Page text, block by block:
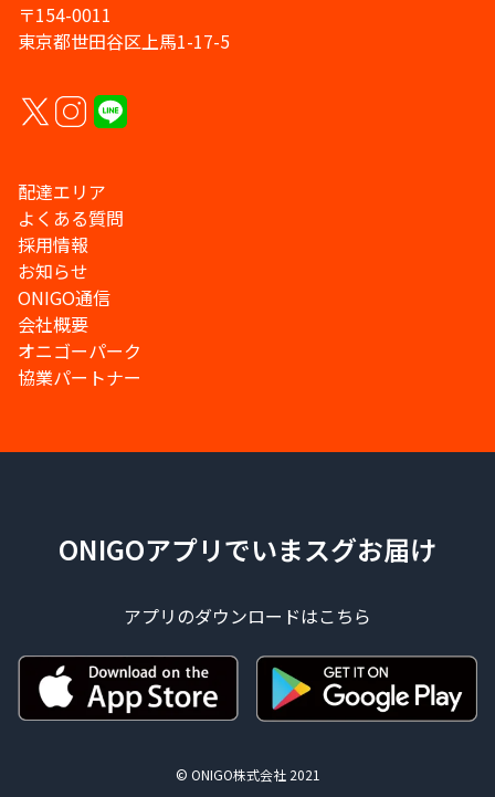
〒154-0011
東京都世田谷区上馬1-17-5
配達エリア
よくある質問
採用情報
お知らせ
ONIGO通信
会社概要
オニゴーパーク
協業パートナー
ONIGOアプリでいまスグお届け
アプリのダウンロードはこちら
© ONIGO株式会社 2021